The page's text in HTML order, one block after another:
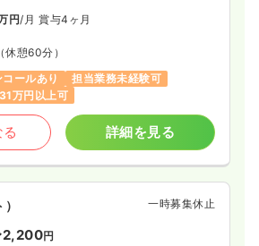
円/月 賞与4ヶ月
（休憩60分）
コールあり
担当業務未経験可
万円以上可
詳細を見る
一時募集休止
2,200円